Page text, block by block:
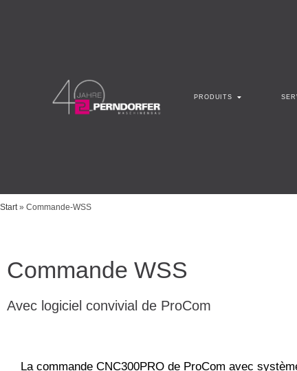
PRODUITS
Start» Commande-WSS
Commande WSS
Avec logiciel convivial de ProCom
La commande CNC300PRO de ProCom avec